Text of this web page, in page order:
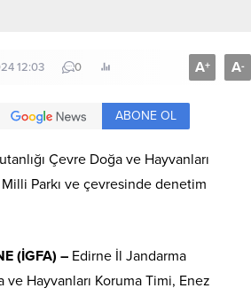
12:03 0 A+ A-
ABONE OL
Çevre Doğa ve Hayvanları
Parkı ve çevresinde denetim
(İGFA) – Edirne İl Jandarma
ve Hayvanları Koruma Timi, Enez